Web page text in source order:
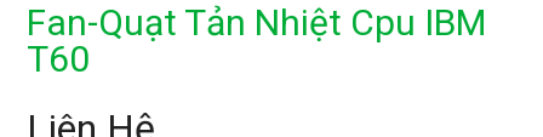
Fan-Quạt Tản Nhiệt Cpu IBM
T60